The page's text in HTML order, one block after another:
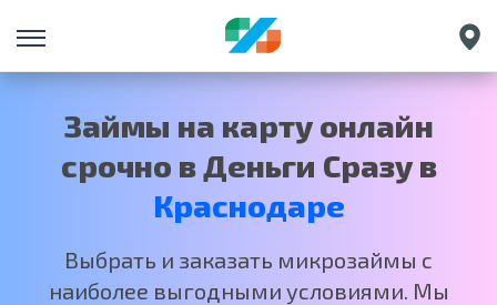
Санкт-Петербург
Екатеринбург
Нижний Новгород
Москва
Займы на карту онлайн
срочно в Деньги Сразу в
Краснодаре
Выбрать и заказать микрозаймы с
наиболее выгодными условиями. Мы